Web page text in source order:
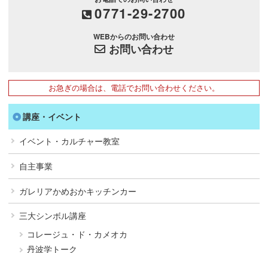
0771-29-2700
WEBからのお問い合わせ
お問い合わせ
お急ぎの場合は、電話でお問い合わせください。
講座・イベント
イベント・カルチャー教室
自主事業
ガレリアかめおかキッチンカー
三大シンボル講座
コレージュ・ド・カメオカ
丹波学トーク